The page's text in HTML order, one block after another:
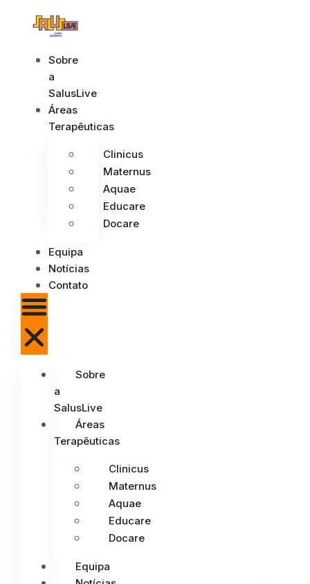
Sobre
a
SalusLive
Áreas
Terapêuticas
Clinicus
Maternus
Aquae
Educare
Docare
Equipa
Notícias
Contato
Sobre
a
SalusLive
Áreas
Terapêuticas
Clinicus
Maternus
Aquae
Educare
Docare
Equipa